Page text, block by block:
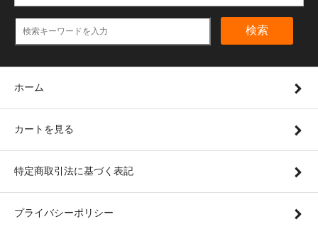
検索
ホーム
カートを見る
特定商取引法に基づく表記
プライバシーポリシー